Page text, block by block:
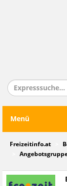
Menü
Freizeitinfo.at